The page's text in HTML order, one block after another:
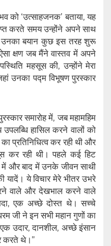
को ‘उत्साहजनक’ बताया, यह
करते समय उन्होंने अपने साथ
उनका बयान कुछ इस तरह शुरू
क्षण जब मैंने वास्तव में अपने
महसूस की, उन्होंने मेरा
उनका पद्म विभूषण पुरस्कार
समारोह में, जब महामहिम
उपलब्धि हासिल करने वालों को
प्रतिनिधित्व कर रही थी और
कर रही थी। पहले कई हिट
और बाद में उनके जीवन साथी
यादें। ये विचार मेरे भीतर उभरे
वाले और देखभाल करने वाले
एक अच्छे दोस्त थे। सच्चे
जी ने इन सभी महान गुणों का
उदार, दानशील, अच्छे इंसान
करते थे।”